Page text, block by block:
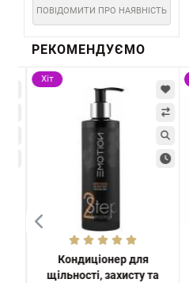
ПОВІДОМИТИ ПРО НАЯВНІСТЬ
РЕКОМЕНДУЄМО
Хіт
Кондиціонер для
щільності, захисту та